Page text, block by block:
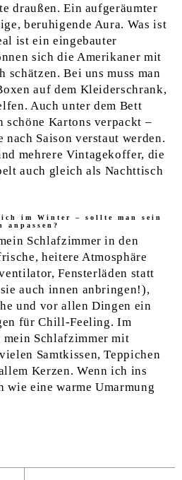
draußen. Ein aufgeräumter
beruhigende Aura. Was ist
ist ein eingebauter
sich die Amerikaner mit
Bei uns muss man
auf dem Kleiderschrank,
Auch unter dem Bett
Kartons verpackt –
nach Saison verstaut werden.
mehrere Vintagekoffer, die
auch gleich als Nachttisch
im Winter – sollte man sein
anpassen?
Schlafzimmer in den
heitere Atmosphäre
Fensterläden statt
auch innen anbringen!),
und vor allen Dingen ein
für Chill-Feeling. Im
Schlafzimmer mit
Samtkissen, Teppichen
Kerzen. Wenn ich ins
wie eine warme Umarmung